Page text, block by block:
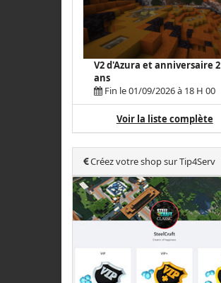
V2 d'Azura et anniversaire 2
ans
Fin le 01/09/2026 à 18 H 00
Voir la liste complète
Créez votre shop sur Tip4Serv